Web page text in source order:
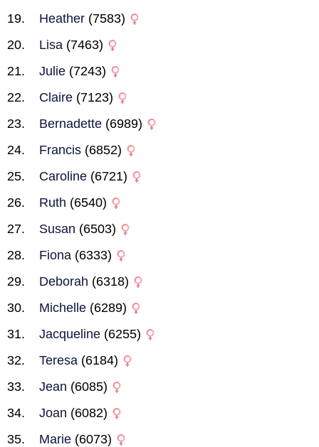
Heather (7583)
Lisa (7463)
Julie (7243)
Claire (7123)
Bernadette (6989)
Francis (6852)
Caroline (6721)
Ruth (6540)
Susan (6503)
Fiona (6333)
Deborah (6318)
Michelle (6289)
Jacqueline (6255)
Teresa (6184)
Jean (6085)
Joan (6082)
Marie (6073)